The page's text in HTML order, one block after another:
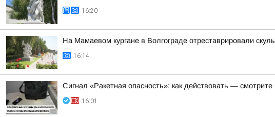
16:20
На Мамаевом кургане в Волгограде отреставрировали
16:14
Сигнал «Ракетная опасность»: как действовать — смотрите
16:01